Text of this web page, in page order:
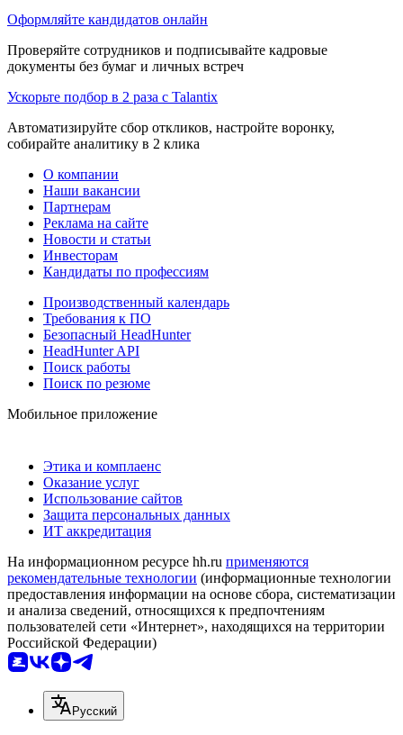
Оформляйте кандидатов онлайн
Проверяйте сотрудников и подписывайте кадровые
документы без бумаг и личных встреч
Ускорьте подбор в 2 раза с Talantix
Автоматизируйте сбор откликов, настройте воронку,
собирайте аналитику в 2 клика
О компании
Наши вакансии
Партнерам
Реклама на сайте
Новости и статьи
Инвесторам
Кандидаты по профессиям
Производственный календарь
Требования к ПО
Безопасный HeadHunter
HeadHunter API
Поиск работы
Поиск по резюме
Мобильное приложение
Этика и комплаенс
Оказание услуг
Использование сайтов
Защита персональных данных
ИТ аккредитация
На информационном ресурсе hh.ru применяются
рекомендательные технологии (информационные технологии
предоставления информации на основе сбора, систематизации
и анализа сведений, относящихся к предпочтениям
пользователей сети «Интернет», находящихся на территории
Российской Федерации)
Русский